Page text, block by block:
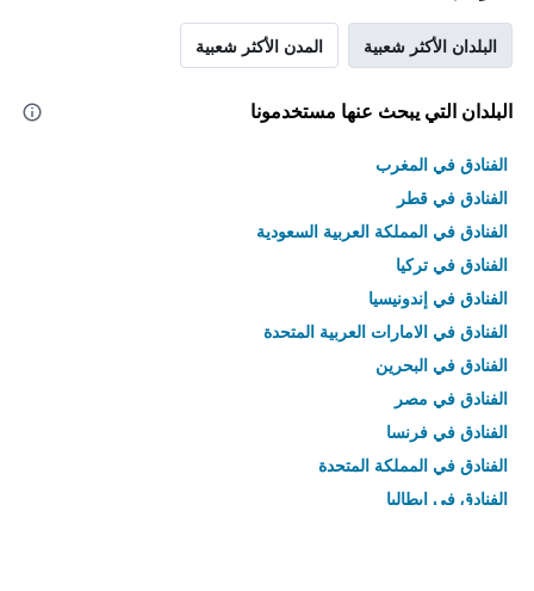
البلدان الأكثر شعبية المدن الأكثر شعبية
البلدان التي يبحث عنها مستخدمونا
الفنادق في المغرب
الفنادق في قطر
الفنادق في المملكة العربية السعودية
الفنادق في تركيا
الفنادق في إندونيسيا
الفنادق في الامارات العربية المتحدة
الفنادق في البحرين
الفنادق في مصر
الفنادق في فرنسا
الفنادق في المملكة المتحدة
الفنادق في إيطاليا